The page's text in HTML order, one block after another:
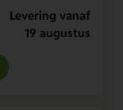
Levering vanaf
19 augustus